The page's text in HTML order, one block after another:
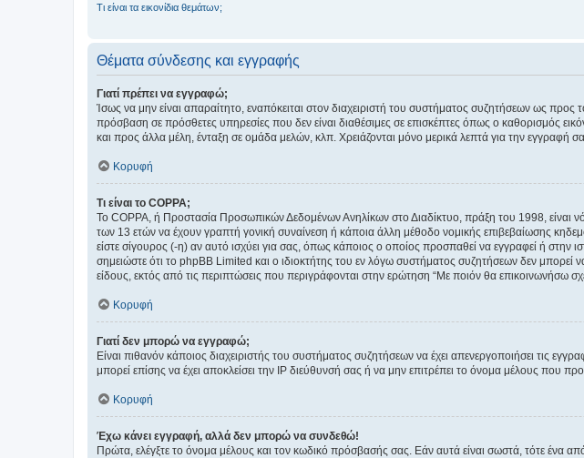
Τι είναι τα εικονίδια θεμάτων;
Θέματα σύνδεσης και εγγραφής
Γιατί πρέπει να εγγραφώ;
Ίσως να μην είναι απαραίτητο, εναπόκειται στον διαχειριστή του συστήματος συζητήσεων ως
πρόσβαση σε πρόσθετες υπηρεσίες που δεν είναι διαθέσιμες σε επισκέπτες όπως ο
και προς άλλα μέλη, ένταξη σε ομάδα μελών, κλπ. Χρειάζονται μόνο μερικά λεπτά για την εγγραφή
Κορυφή
Τι είναι το COPPA;
Το COPPA, ή Προστασία Προσωπικών Δεδομένων Ανηλίκων στο Διαδίκτυο, πράξη του 1998, είναι
των 13 ετών να έχουν γραπτή γονική συναίνεση ή κάποια άλλη μέθοδο νομικής επιβεβαίωσης
είστε σίγουρος (-η) αν αυτό ισχύει για σας, όπως κάποιος ο οποίος προσπαθεί να εγγραφεί ή
σημειώστε ότι το phpBB Limited και ο ιδιοκτήτης του εν λόγω συστήματος συζητήσεων δεν
είδους, εκτός από τις περιπτώσεις που περιγράφονται στην ερώτηση “Με ποιόν θα επικοινωνήσω
Κορυφή
Γιατί δεν μπορώ να εγγραφώ;
Είναι πιθανόν κάποιος διαχειριστής του συστήματος συζητήσεων να έχει απενεργοποιήσει τις
μπορεί επίσης να έχει αποκλείσει την IP διεύθυνσή σας ή να μην επιτρέπει το όνομα μέλους που
Κορυφή
Έχω κάνει εγγραφή, αλλά δεν μπορώ να συνδεθώ!
Πρώτα, ελέγξτε το όνομα μέλους και τον κωδικό πρόσβασής σας. Εάν αυτά είναι σωστά, τότε ένα